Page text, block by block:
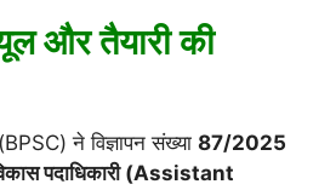
और तैयारी की
ने विज्ञापन संख्या 87/2025
पदाधिकारी (Assistant